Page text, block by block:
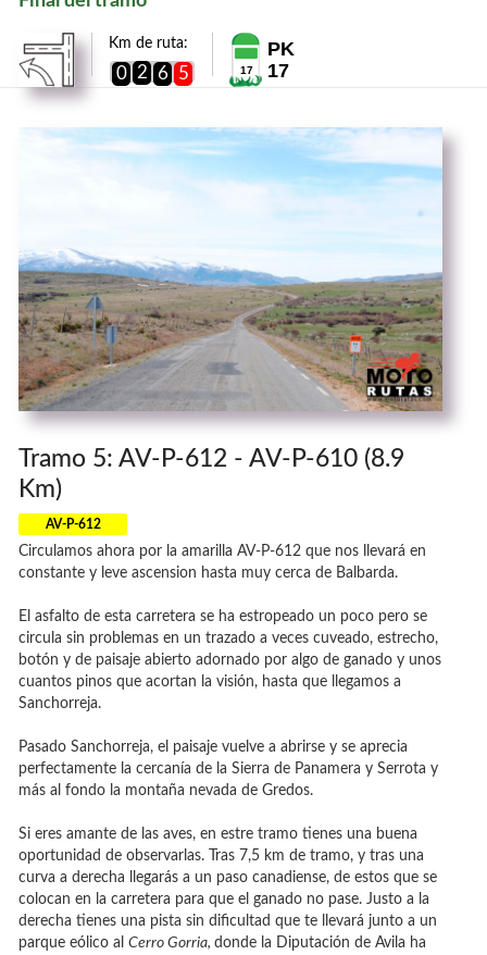
Km de ruta:
0 2 6 5 17
PK
17
Tramo 5: AV-P-612 - AV-P-610 (8.9
Km)
AV-P-612
Circulamos ahora por la amarilla AV-P-612 que nos llevará en
constante y leve ascension hasta muy cerca de Balbarda.
El asfalto de esta carretera se ha estropeado un poco pero se
circula sin problemas en un trazado a veces cuveado, estrecho,
botón y de paisaje abierto adornado por algo de ganado y unos
cuantos pinos que acortan la visión, hasta que llegamos a
Sanchorreja.
Pasado Sanchorreja, el paisaje vuelve a abrirse y se aprecia
perfectamente la cercanía de la Sierra de Panamera y Serrota y
más al fondo la montaña nevada de Gredos.
Si eres amante de las aves, en estre tramo tienes una buena
oportunidad de observarlas. Tras 7,5 km de tramo, y tras una
curva a derecha llegarás a un paso canadiense, de estos que se
colocan en la carretera para que el ganado no pase. Justo a la
derecha tienes una pista sin dificultad que te llevará junto a un
parque eólico al Cerro Gorria, donde la Diputación de Avila ha